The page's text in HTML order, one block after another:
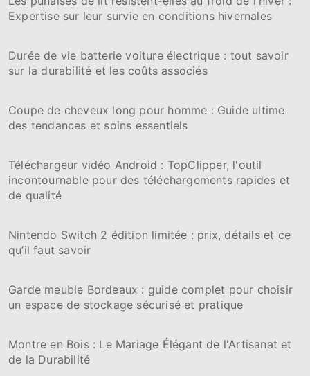
Expertise sur leur survie en conditions hivernales
Durée de vie batterie voiture électrique : tout savoir
sur la durabilité et les coûts associés
Coupe de cheveux long pour homme : Guide ultime
des tendances et soins essentiels
Téléchargeur vidéo Android : TopClipper, l'outil
incontournable pour des téléchargements rapides et
de qualité
Nintendo Switch 2 édition limitée : prix, détails et ce
qu’il faut savoir
Garde meuble Bordeaux : guide complet pour choisir
un espace de stockage sécurisé et pratique
Montre en Bois : Le Mariage Élégant de l'Artisanat et
de la Durabilité